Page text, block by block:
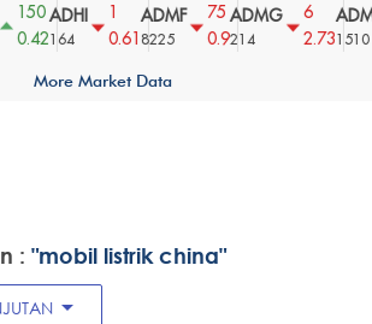
150
0.42
ADHI
164
0.61
ADMF
8225
75
0.9
ADMG
214
2.731510
More Market Data
: "mobil listrik china"
arrow_drop_down